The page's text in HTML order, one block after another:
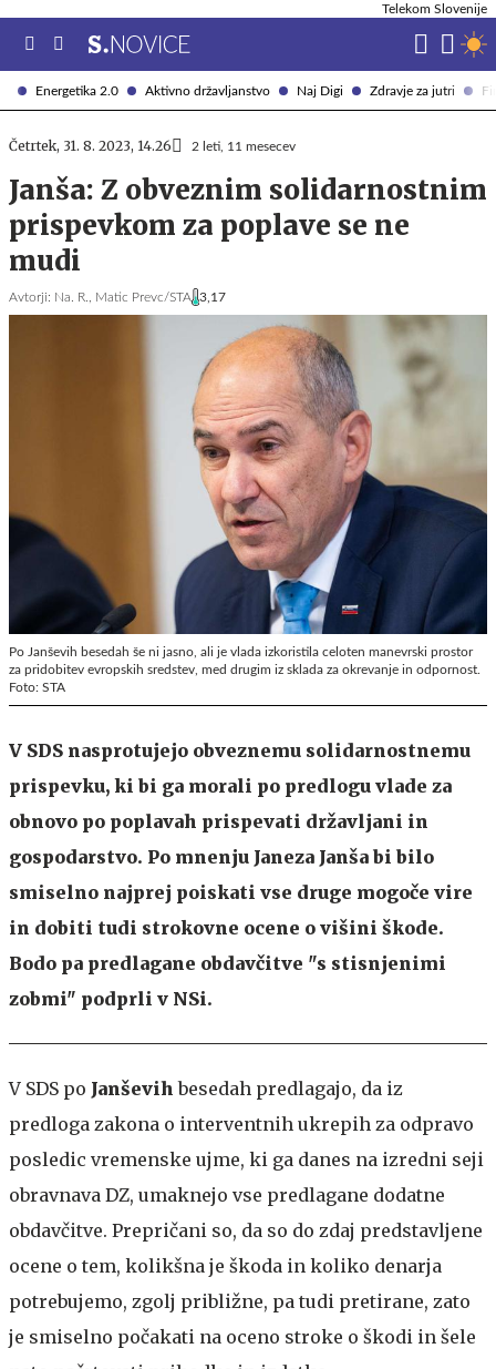
Energetika 2.0 Aktivno državljanstvo Naj Digi Zdravje za jutri
Telekom Slovenije
Četrtek, 31. 8. 2023, 14.26 2 leti, 11 mesecev
Janša: Z obveznim solidarnostnim
prispevkom za poplave se ne
mudi
Avtorji: Na. R., Matic Prevc/STA 3,17
Po Janševih besedah še ni jasno, ali je vlada izkoristila celoten manevrski prostor
za pridobitev evropskih sredstev, med drugim iz sklada za okrevanje in odpornost.
Foto: STA
V SDS nasprotujejo obveznemu solidarnostnemu
prispevku, ki bi ga morali po predlogu vlade za
obnovo po poplavah prispevati državljani in
gospodarstvo. Po mnenju Janeza Janša bi bilo
smiselno najprej poiskati vse druge mogoče vire
in dobiti tudi strokovne ocene o višini škode.
Bodo pa predlagane obdavčitve "s stisnjenimi
zobmi" podprli v NSi.
V SDS po Janševih besedah predlagajo, da iz
predloga zakona o interventnih ukrepih za odpravo
posledic vremenske ujme, ki ga danes na izredni seji
obravnava DZ, umaknejo vse predlagane dodatne
obdavčitve. Prepričani so, da so do zdaj predstavljene
ocene o tem, kolikšna je škoda in koliko denarja
potrebujemo, zgolj približne, pa tudi pretirane, zato
je smiselno počakati na oceno stroke o škodi in šele